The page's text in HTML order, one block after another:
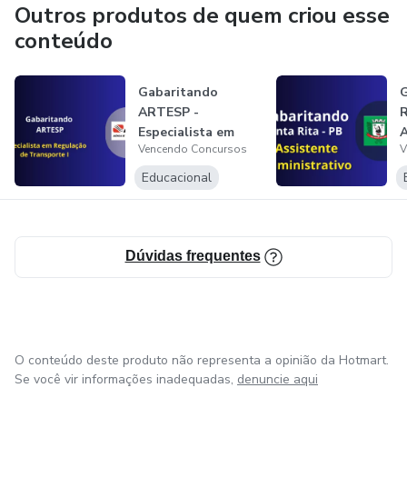
Outros produtos de quem criou esse
conteúdo
Gabaritando
ARTESP -
Especialista em
Regulação de
Transport...
Vencendo Concursos
Educacional
Dúvidas frequentes
O conteúdo deste produto não representa a opinião da Hotmart.
Se você vir informações inadequadas, denuncie aqui